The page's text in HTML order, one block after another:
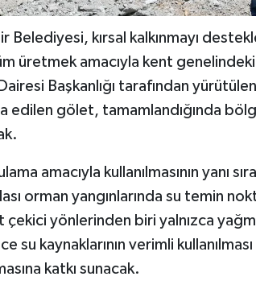
Belediyesi, kırsal kalkınmayı
üretmek amacıyla kent genelindeki
Başkanlığı tarafından
edilen gölet, tamamlandığında
amacıyla kullanılmasının yanı
orman yangınlarında su temin
çekici yönlerinden biri yalnızca
su kaynaklarının verimli
katkı sunacak.